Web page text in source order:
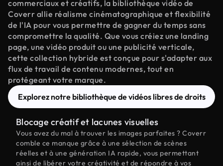
commerciaux et créatifs, la bibliothèque vidéo de
Coverr allie réalisme cinématographique et flexibilité
de l'IA pour vous permettre de gagner du temps sans
compromettre la qualité. Que vous créiez une landing
page, une vidéo produit ou une publicité verticale,
cette collection hybride est conçue pour s'adapter aux
flux de travail de contenu modernes, tout en
protégeant votre marque.
Explorez notre bibliothèque de vidéos libres de droits
Blocage créatif et lacunes visuelles
Vous avez du mal à trouver les images parfaites ? Coverr
comble ce manque grâce à une sélection de scènes
réelles et à une génération IA rapide, vous permettant
ainsi de libérer votre créativité et de répondre à vos